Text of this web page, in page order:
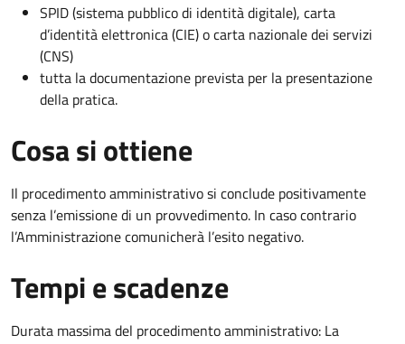
SPID (sistema pubblico di identità digitale), carta
d’identità elettronica (CIE) o carta nazionale dei servizi
(CNS)
tutta la documentazione prevista per la presentazione
della pratica.
Cosa si ottiene
Il procedimento amministrativo si conclude positivamente
senza l’emissione di un provvedimento. In caso contrario
l’Amministrazione comunicherà l’esito negativo.
Tempi e scadenze
Durata massima del procedimento amministrativo: La